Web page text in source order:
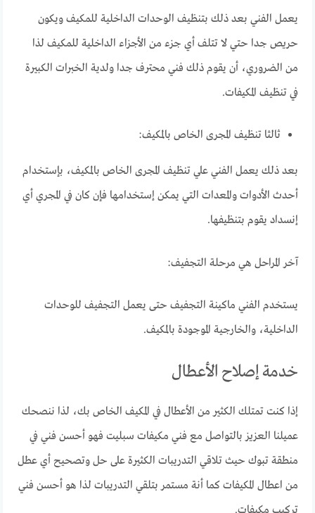
يعمل الفني بعد ذلك بتنظيف الوحدات الداخلية للمكيف ويكون
حريص جدا حتي لا تتلف أي جزء من الأجزاء الداخلية للمكيف لذا
من الضروري، أن يقوم ذلك فني محترف جدا ولدية الخبرات الكبيرة
في تنظيف المكيفات.
ثالثا تنظيف المجرى الخاص بالمكيف:
بعد ذلك يعمل الفني علي تنظيف المجرى الخاص بالمكيف، بإستخدام
أحدث الأدوات والمعدات التي يمكن إستخدامها فإن كان في المجري أي
إنسداد يقوم بتنظيفها.
آخر المراحل هي مرحلة التجفيف:
يستخدم الفني ماكينة التجفيف حتى يعمل التجفيف للوحدات
الداخلية، والخارجية الموجودة بالمكيف.
خدمة إصلاح الأعطال
إذا كنت تمتلك الكثير من الأعطال في المكيف الخاص بك، لذا ننصحك
عميلنا العزيز بالتواصل مع فني مكيفات سبليت فهو أحسن فني في
منطقة تبوك حيث تلاقي التدريبات الكثيرة على حل وتصحيح أي عطل
من اعطال المكيفات كما أنة مستمر بتلقي التدريبات لذا هو أحسن فني
تركيب مكيفات.